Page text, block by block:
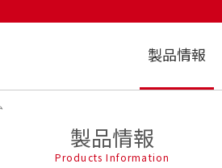
製品情報
製品情報
Products Information